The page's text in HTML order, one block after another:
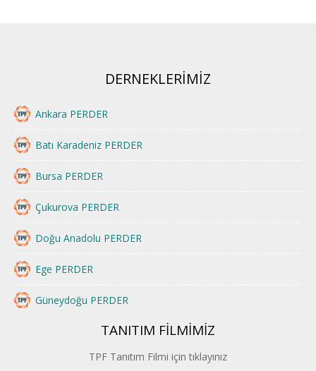
DERNEKLERİMİZ
Ankara PERDER
Batı Karadeniz PERDER
Bursa PERDER
Çukurova PERDER
Doğu Anadolu PERDER
Ege PERDER
Güneydoğu PERDER
İstanbul PERDER
İpek Yolu PERDER
TANITIM FİLMİMİZ
TPF Tanıtım Filmi için tıklayınız